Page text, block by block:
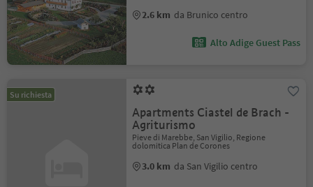
2.6 km da Brunico centro
Alto Adige Guest Pass
Su richiesta
Apartments Ciastel de Brach -
Agriturismo
Pieve di Marebbe, San Vigilio, Regione
dolomitica Plan de Corones
3.0 km da San Vigilio centro